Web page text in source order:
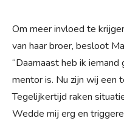
Om meer invloed te
van haar broer, besloot
“Daarnaast heb ik
mentor is. Nu zijn wij een
Tegelijkertijd raken
Wedde mij erg en